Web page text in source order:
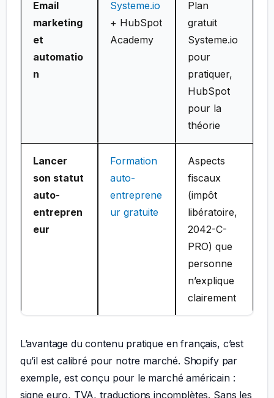
Email
marketing
et
automatio
n
Systeme.io
+ HubSpot
Academy
Plan
gratuit
Systeme.io
pour
pratiquer,
HubSpot
pour la
théorie
Lancer
son statut
auto-
entrepren
eur
Formation
auto-
entreprene
ur gratuite
Aspects
fiscaux
(impôt
libératoire,
2042-C-
PRO) que
personne
n’explique
clairement
L’avantage du contenu pratique en français, c’est
qu’il est calibré pour notre marché. Shopify par
exemple, est conçu pour le marché américain :
signe euro, TVA, traductions incomplètes. Sans les